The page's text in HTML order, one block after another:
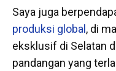
Saya juga
produksi global , di
eksklusif di Selatan
pandangan yang